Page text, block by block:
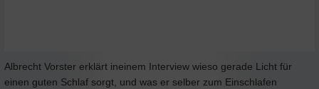
Albrecht Vorster erklärt ineinem Interview wieso gerade Licht für
einen guten Schlaf sorgt, und was er selber zum Einschlafen